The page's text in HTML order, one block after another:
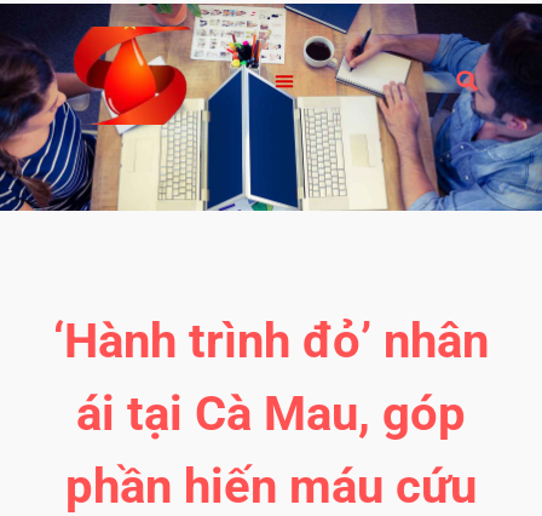
‘Hành trình đỏ’ nhân
ái tại Cà Mau, góp
phần hiến máu cứu